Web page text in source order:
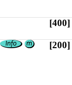
[400]
[200]